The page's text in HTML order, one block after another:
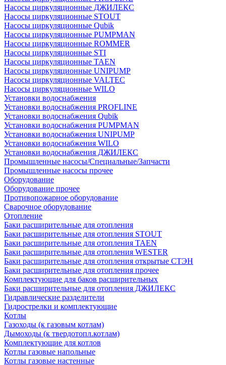
Насосы циркуляционные ДЖИЛЕКС
Насосы циркуляционные STOUT
Насосы циркуляционные Qubik
Насосы циркуляционные PUMPMAN
Насосы циркуляционные ROMMER
Насосы циркуляционные STI
Насосы циркуляционные TAEN
Насосы циркуляционные UNIPUMP
Насосы циркуляционные VALTEC
Насосы циркуляционные WILO
Установки водоснабжения
Установки водоснабжения PROFLINE
Установки водоснабжения Qubik
Установки водоснабжения PUMPMAN
Установки водоснабжения UNIPUMP
Установки водоснабжения WILO
Установки водоснабжения ДЖИЛЕКС
Промышленные насосы/Специальные/Запчасти
Промышленные насосы прочее
Оборудование
Оборудование прочее
Противопожарное оборудование
Сварочное оборудование
Отопление
Баки расширительные для отопления
Баки расширительные для отопления STOUT
Баки расширительные для отопления TAEN
Баки расширительные для отопления WESTER
Баки расширительные для отопления открытые СТЭН
Баки расширительные для отопления прочее
Комплектующие для баков расширительных
Баки расширительные для отопления ДЖИЛЕКС
Гидравлические разделители
Гидрострелки и комплектующие
Котлы
Газоходы (к газовым котлам)
Дымоходы (к твердотопл.котлам)
Комплектующие для котлов
Котлы газовые напольные
Котлы газовые настенные